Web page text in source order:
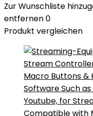
Zur Wunschliste
entfernen0
Produkt vergleichen